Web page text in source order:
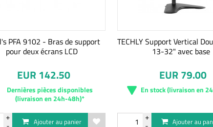
PFA 9102 - Bras de support
pour deux écrans LCD
EUR 142.50
Dernières pièces disponibles
(livraison en 24h-48h)*
Ajouter au panier
TECHLY Support Vertical
13-32" avec base
EUR 79.00
En stock (livraison en
Ajouter au